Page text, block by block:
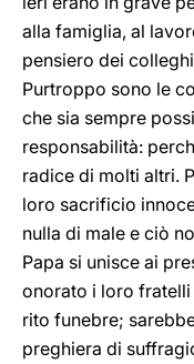
alla famiglia, al
pensiero dei
Purtroppo sono le
che sia sempre
responsabilità:
radice di molti altri.
loro sacrificio
nulla di male e ciò
Papa si unisce ai
onorato i loro
rito funebre;
preghiera di